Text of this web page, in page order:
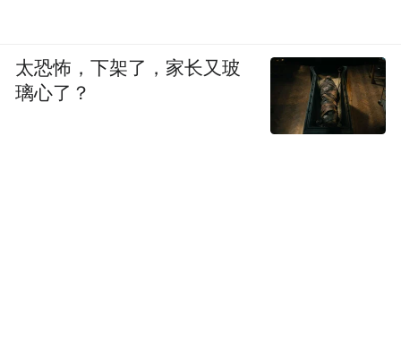
太恐怖，下架了，家长又玻
璃心了？